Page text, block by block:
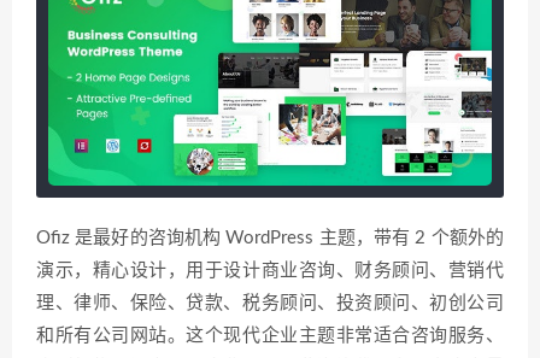
Ofiz 是最好的咨询机构 WordPress 主题，带有 2 个额外的
演示，精心设计，用于设计商业咨询、财务顾问、营销代
理、律师、保险、贷款、税务顾问、投资顾问、初创公司
和所有公司网站。这个现代企业主题非常适合咨询服务、